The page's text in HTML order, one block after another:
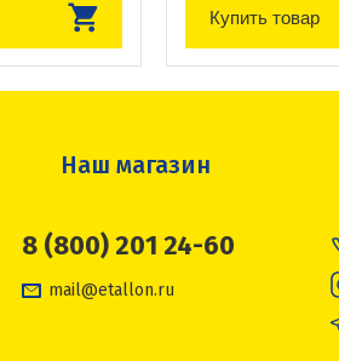
Купить товар
Наш магазин
8 (800) 201 24-60
mail@etallon.ru